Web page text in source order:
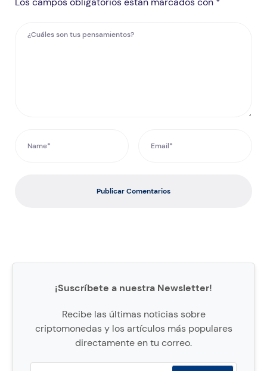
Publicar Comentarios
¡Suscríbete a nuestra Newsletter!
Recibe las últimas noticias sobre
criptomonedas y los artículos más populares
directamente en tu correo.